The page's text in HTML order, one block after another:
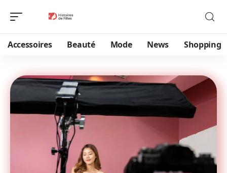
Accessoires Beauté Mode News Shopping